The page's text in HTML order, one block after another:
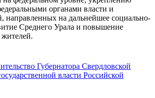
органами власти и
направленных на дальнейшее социально-
Среднего Урала и повышение
жителей.
Губернатора Свердловской
власти Российской